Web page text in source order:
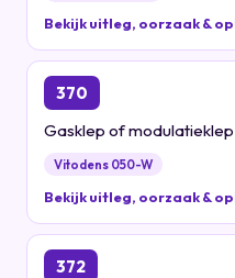
Bekijk uitleg, oorzaak &
370
Gasklep of modulatieklep
Vitodens 050-W
Bekijk uitleg, oorzaak &
372